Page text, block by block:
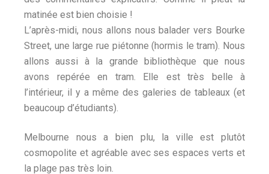
matinée est bien choisie !
L’après-midi, nous allons nous balader vers Bourke
Street, une large rue piétonne (hormis le tram). Nous
allons aussi à la grande bibliothèque que nous
avons repérée en tram. Elle est très belle à
l’intérieur, il y a même des galeries de tableaux (et
beaucoup d’étudiants).
Melbourne nous a bien plu, la ville est plutôt
cosmopolite et agréable avec ses espaces verts et
la plage pas très loin.